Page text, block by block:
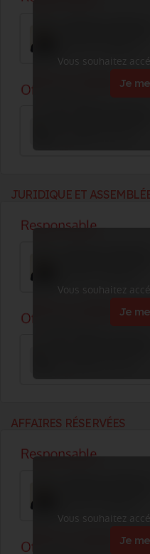
Vous souhaitez
Je
JURIDIQUE ET
Vous souhaitez
Je
AFFAIRES RÉSERVÉES
Vous souhaitez
Je